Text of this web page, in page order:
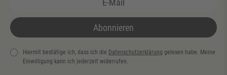
Abonnieren
Hiermit bestätige ich, dass ich die Daten­schutz­erklärung gelesen habe. Meine
Einwilligung kann ich jederzeit widerrufen.